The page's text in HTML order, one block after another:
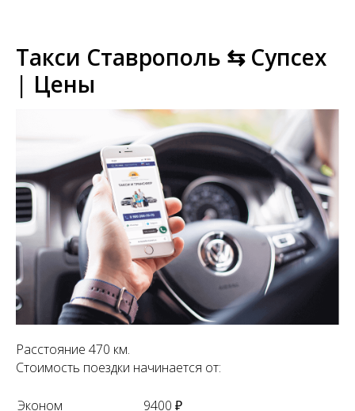
Такси Ставрополь ⇆ Супсех
| Цены
Расстояние 470 км.
Стоимость поездки начинается от:
Эконом
9400 ₽